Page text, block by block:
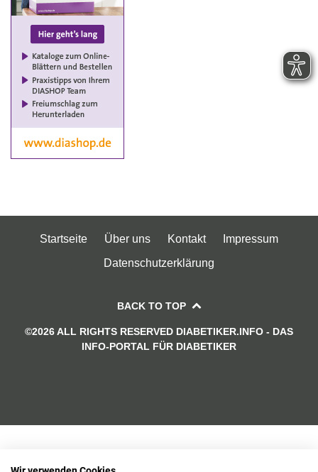
Startseite Über uns Kontakt
Impressum
Datenschutzerklärung
BACK TO TOP
©2026 ALL RIGHTS RESERVED DIABETIKER.INFO - DAS
INFO-PORTAL FÜR DIABETIKER